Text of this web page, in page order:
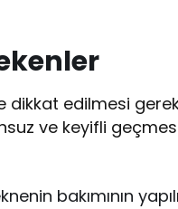
edilmesi
ve keyifli
bakımının